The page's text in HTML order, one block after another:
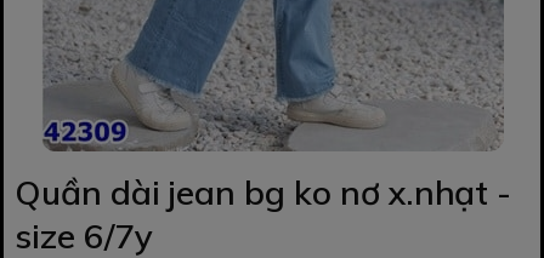
Quần dài jean bg ko nơ x.nhạt -
size 6/7y